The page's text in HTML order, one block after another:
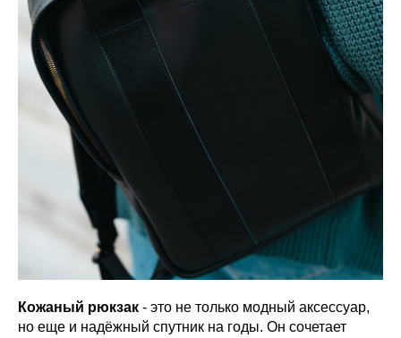
Кожаный рюкзак - это не только модный аксессуар,
но еще и надёжный спутник на годы. Он сочетает